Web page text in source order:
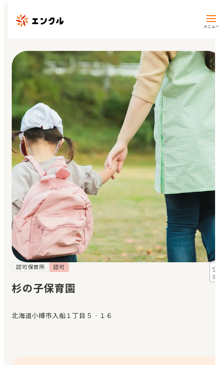
メニュー
保育園・幼稚園を探す
地図から探す
地域から探す
マイページ
閲覧履歴
お気に入り
見学日記
メッセージ
おすすめの園
エンクルの特徴と活用方法
認可保育所 認可
杉の子保育園
北海道小樽市入船１丁目５‐１６